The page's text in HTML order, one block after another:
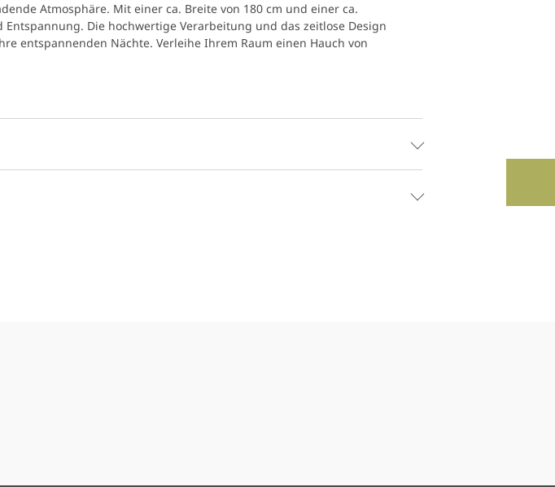
Atmosphäre. Mit einer ca. Breite von 180 cm und einer ca.
Die hochwertige Verarbeitung und das zeitlose Design
entspannenden Nächte. Verleihe Ihrem Raum einen Hauch von